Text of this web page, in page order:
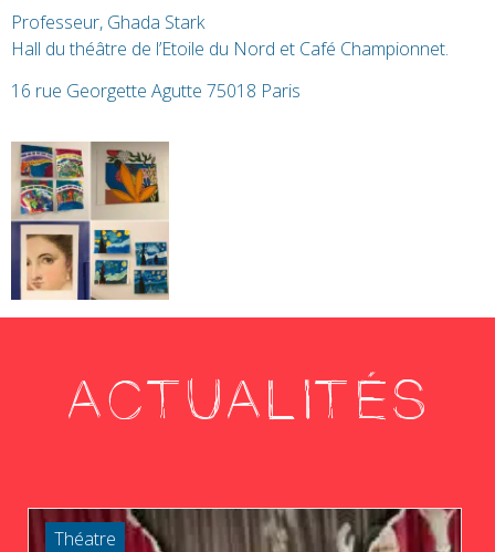
Professeur, Ghada Stark
Hall du théâtre de l’Etoile du Nord et Café Championnet.
16 rue Georgette Agutte 75018 Paris
ACTUALITÉS
Théatre